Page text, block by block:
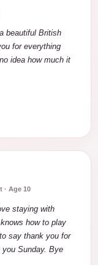
beautiful British
for everything
idea how much it
· Age 10
staying with
how to play
say thank you for
Sunday. Bye